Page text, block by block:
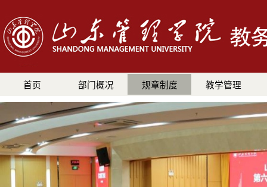
首页 部门概况 规章制度 教学管理